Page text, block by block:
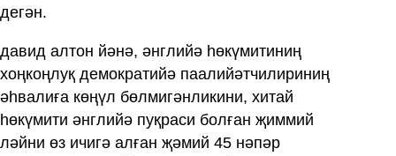
дегән.
давид алтон йәнә, әнглийә һөкүмитиниң
хоңкоңлуқ демократийә паалийәтчилириниң
әһвалиға көңүл бөлмигәнликини, хитай
һөкүмити әнглийә пуқраси болған җиммий
ләйни өз ичигә алған җәмий 45 нәпәр